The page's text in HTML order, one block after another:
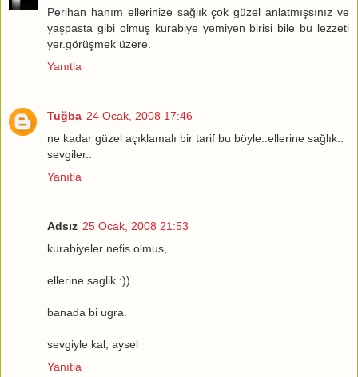
Perihan hanım ellerinize sağlık çok güzel anlatmışsınız ve
yaşpasta gibi olmuş kurabiye yemiyen birisi bile bu lezzeti
yer.görüşmek üzere.
Yanıtla
Tuğba 24 Ocak, 2008 17:46
ne kadar güzel açıklamalı bir tarif bu böyle..ellerine sağlık..
sevgiler..
Yanıtla
Adsız 25 Ocak, 2008 21:53
kurabiyeler nefis olmus,
ellerine saglik :))
banada bi ugra.
sevgiyle kal, aysel
Yanıtla